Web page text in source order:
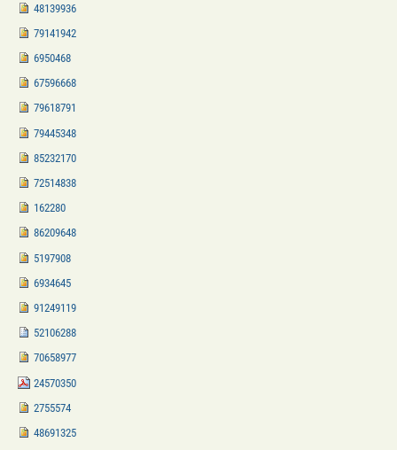
48139936
79141942
6950468
67596668
79618791
79445348
85232170
72514838
162280
86209648
5197908
6934645
91249119
52106288
70658977
24570350
2755574
48691325